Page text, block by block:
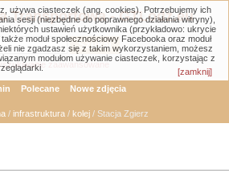
Transportowa - GTLodz.eu
zaawansowane
Polecane Nowe zdjęcia
/ infrastruktura/ kolej/ Stacja Zgierz
używa ciasteczek (ang. cookies). Potrzebujemy ich
sesji (niezbędne do poprawnego działania witryny),
ustawień użytkownika (przykładowo: ukrycie
moduł społecznościowy Facebooka oraz moduł
nie zgadzasz się z takim wykorzystaniem, możesz
modułom używanie ciasteczek, korzystając z
[zamknij]